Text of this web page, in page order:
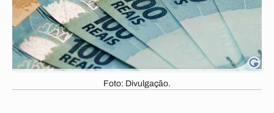
Foto: Divulgação.